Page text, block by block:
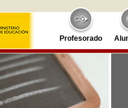
Profesorado